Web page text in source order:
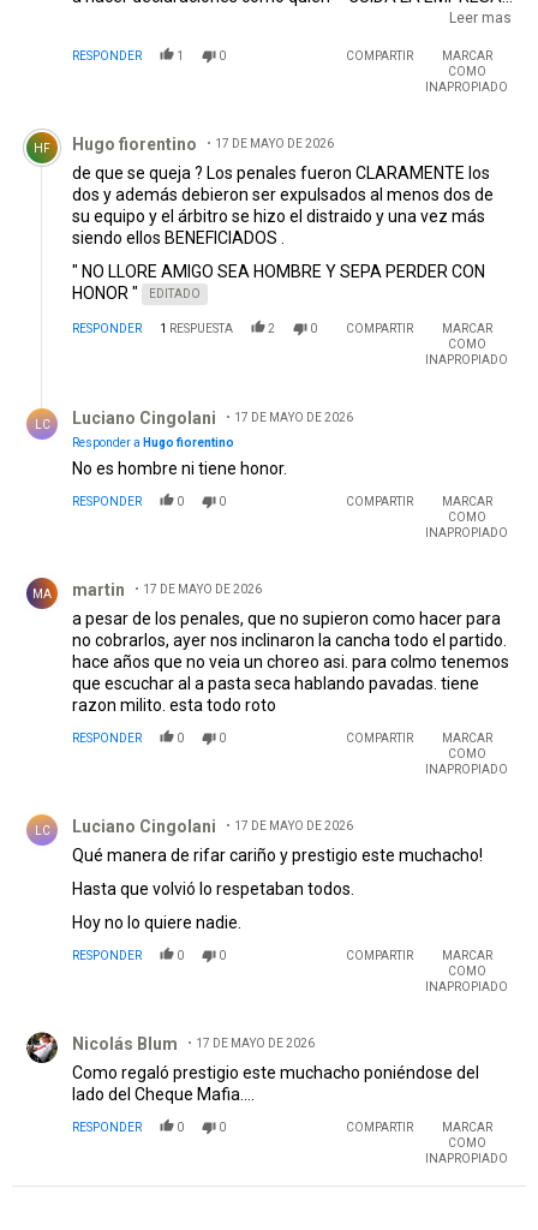
le perjudica la imagen, nadie niega que él ganó lo que tiene
crean el último vaso de agua en el desierto es otra cosa.
Leer mas
RESPONDER 1 0 COMPARTIR
MARCAR
COMO
INAPROPIADO
Comentario de Hugo fiorentino.
HF Hugo fiorentino 17 DE MAYO DE 2026
de que se queja ? Los penales fueron CLARAMENTE los
dos y además debieron ser expulsados al menos dos de
su equipo y el árbitro se hizo el distraido y una vez más
siendo ellos BENEFICIADOS .
" NO LLORE AMIGO SEA HOMBRE Y SEPA PERDER CON
HONOR "
EDITADO
RESPONDER 1 RESPUESTA 2 0 COMPARTIR
MARCAR
COMO
INAPROPIADO
LC Luciano Cingolani
17 DE MAYO DE 2026
Responder a Hugo fiorentino
No es hombre ni tiene honor.
RESPONDER 0 0 COMPARTIR
MARCAR
COMO
INAPROPIADO
MA martin 17 DE MAYO DE 2026
a pesar de los penales, que no supieron como hacer para
no cobrarlos, ayer nos inclinaron la cancha todo el partido.
hace años que no veia un choreo asi. para colmo tenemos
que escuchar al a pasta seca hablando pavadas. tiene
razon milito. esta todo roto
RESPONDER 0 0 COMPARTIR
MARCAR
COMO
INAPROPIADO
LC Luciano Cingolani 17 DE MAYO DE 2026
Qué manera de rifar cariño y prestigio este muchacho!
Hasta que volvió lo respetaban todos.
Hoy no lo quiere nadie.
RESPONDER 0 0 COMPARTIR
MARCAR
COMO
INAPROPIADO
Nicolás Blum 17 DE MAYO DE 2026
Como regaló prestigio este muchacho poniéndose del
lado del Cheque Mafia….
RESPONDER 0 0 COMPARTIR
MARCAR
COMO
INAPROPIADO